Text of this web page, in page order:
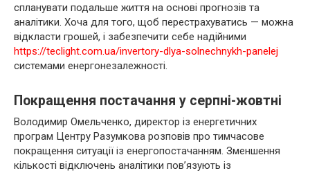
спланувати подальше життя на основі прогнозів та
аналітики. Хоча для того, щоб перестрахуватись — можна
відкласти грошей, і забезпечити себе надійними
https://teclight.com.ua/invertory-dlya-solnechnykh-panelej
системами енергонезалежності.
Покращення постачання у серпні-жовтні
Володимир Омельченко, директор із енергетичних
програм Центру Разумкова розповів про тимчасове
покращення ситуації із енергопостачанням. Зменшення
кількості відключень аналітики пов’язують із